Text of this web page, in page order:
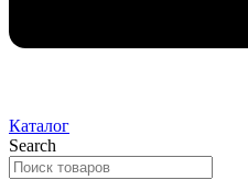
Каталог
Search